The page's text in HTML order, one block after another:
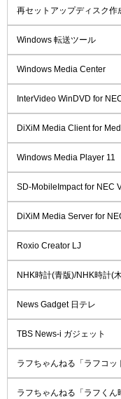
再セットアップディスク作
Windows 転送ツール
Windows Media Center
InterVideo WinDVD for
DiXiM Media Client for
Windows Media Player 11
SD-MobileImpact for NEC
DiXiM Media Server for
Roxio Creator LJ
NHK時計(青版)/NHK時計(
News Gadget 日テレ
TBS News-i ガジェット
ラフちゃんねる「ラフコッ
ラフちゃんねる「ラフくん